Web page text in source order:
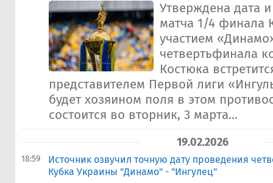
Утверждена дата
матча 1/4 финала
участием
четвертьфинала
Костюка
представителем Первой лиги
будет хозяином поля в этом
состоится во вторник, 3 марта...
19.02.2026
18:59
Источник озвучил точную дату проведения
Кубка Украины "Динамо" - "Ингулец"